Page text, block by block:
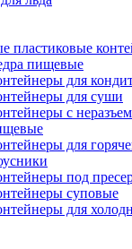
пластиковые
пищевые
для
для суши
с
для
под
суповые
для